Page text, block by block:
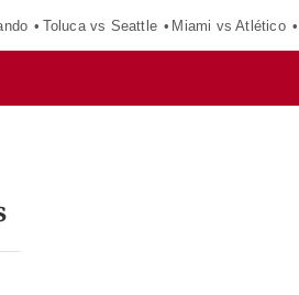
Toluca vs Seattle Miami vs Atlético